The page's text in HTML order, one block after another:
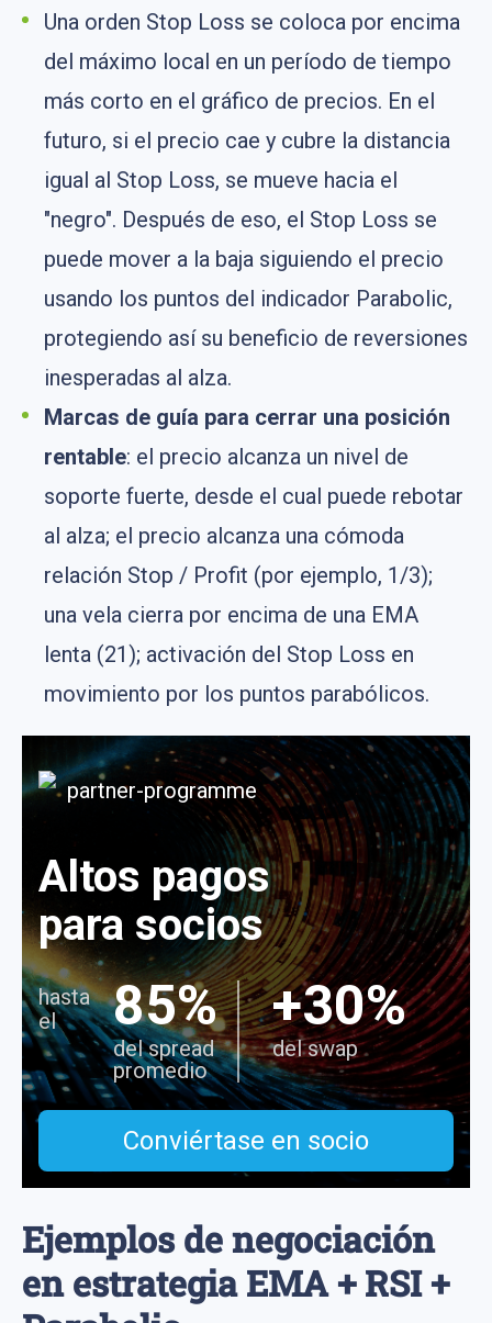
Una orden Stop Loss se coloca por encima
del máximo local en un período de tiempo
más corto en el gráfico de precios. En el
futuro, si el precio cae y cubre la distancia
igual al Stop Loss, se mueve hacia el
"negro". Después de eso, el Stop Loss se
puede mover a la baja siguiendo el precio
usando los puntos del indicador Parabolic,
protegiendo así su beneficio de reversiones
inesperadas al alza.
Marcas de guía para cerrar una posición
rentable: el precio alcanza un nivel de
soporte fuerte, desde el cual puede rebotar
al alza; el precio alcanza una cómoda
relación Stop / Profit (por ejemplo, 1/3);
una vela cierra por encima de una EMA
lenta (21); activación del Stop Loss en
movimiento por los puntos parabólicos.
Altos pagos
para socios
hasta
el
85%
del spread
promedio
+30%
del swap
Conviértase en socio
Ejemplos de negociación
en estrategia EMA + RSI +